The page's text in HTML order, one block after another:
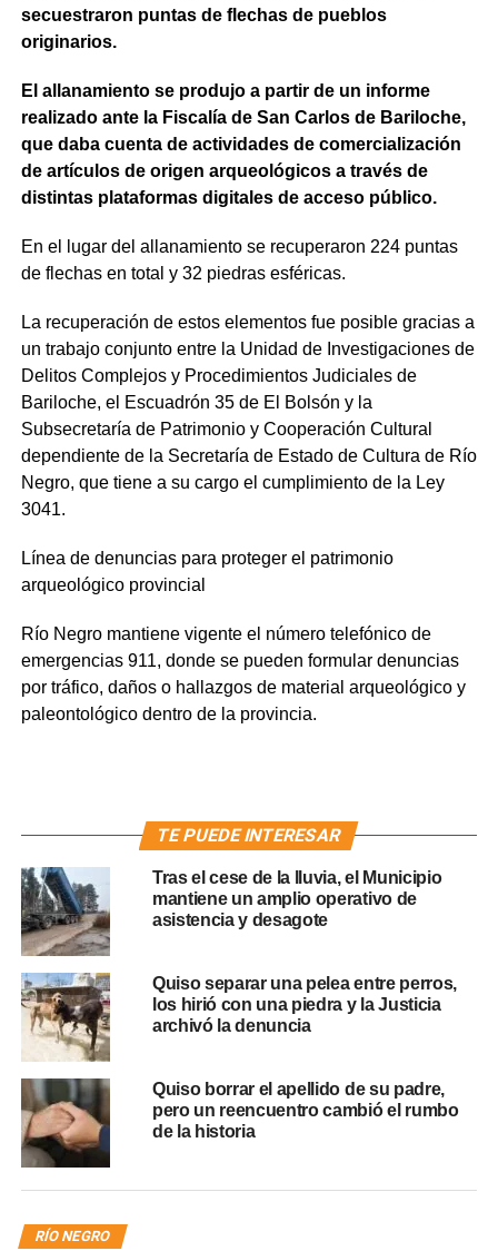
secuestraron puntas de flechas de pueblos
originarios.
El allanamiento se produjo a partir de un informe
realizado ante la Fiscalía de San Carlos de Bariloche,
que daba cuenta de actividades de comercialización
de artículos de origen arqueológicos a través de
distintas plataformas digitales de acceso público.
En el lugar del allanamiento se recuperaron 224 puntas
de flechas en total y 32 piedras esféricas.
La recuperación de estos elementos fue posible gracias a
un trabajo conjunto entre la Unidad de Investigaciones de
Delitos Complejos y Procedimientos Judiciales de
Bariloche, el Escuadrón 35 de El Bolsón y la
Subsecretaría de Patrimonio y Cooperación Cultural
dependiente de la Secretaría de Estado de Cultura de Río
Negro, que tiene a su cargo el cumplimiento de la Ley
3041.
Línea de denuncias para proteger el patrimonio
arqueológico provincial
Río Negro mantiene vigente el número telefónico de
emergencias 911, donde se pueden formular denuncias
por tráfico, daños o hallazgos de material arqueológico y
paleontológico dentro de la provincia.
TE PUEDE INTERESAR
Tras el cese de la lluvia, el Municipio
mantiene un amplio operativo de
asistencia y desagote
Quiso separar una pelea entre perros,
los hirió con una piedra y la Justicia
archivó la denuncia
Quiso borrar el apellido de su padre,
pero un reencuentro cambió el rumbo
de la historia
RÍO NEGRO